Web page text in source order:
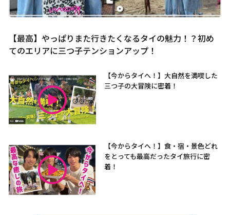
【最高】やっぱりまた行きたくなるタイの魅力！？初め
てのエリアに三つ子テンションアップ！
【今からタイへ！】大自然を満喫した
三つ子の大冒険に密着！
【今からタイへ！】食・宿・景色どれ
をとっても最高だったタイ旅行に密
着！